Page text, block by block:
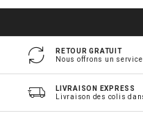
RETOUR GRATUIT
Nous offrons un
LIVRAISON EXPRESS
Livraison des colis